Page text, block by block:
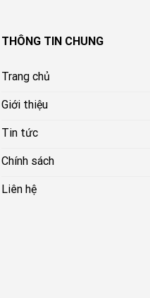
THÔNG TIN CHUNG
Trang chủ
Giới thiệu
Tin tức
Chính sách
Liên hệ